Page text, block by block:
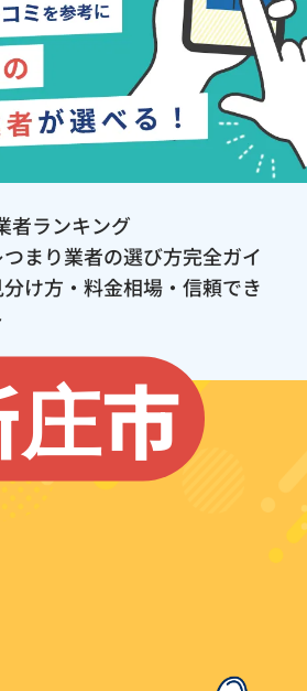
者ランキング
まり業者の選び方完全ガイ
け方・料金相場・信頼でき
市